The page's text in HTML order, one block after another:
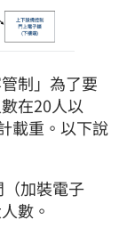
制」為了要
在20人以
載重。以下說
加裝電子
數。